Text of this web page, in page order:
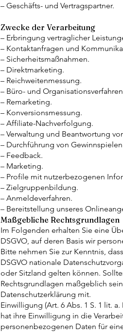
– Geschäfts- und Vertragspartner.
Zwecke der Verarbeitung
– Erbringung vertraglicher
– Kontaktanfragen und
– Sicherheitsmaßnahmen.
– Direktmarketing.
– Reichweitenmessung.
– Büro- und
– Remarketing.
– Konversionsmessung.
– Affiliate-Nachverfolgung.
– Verwaltung und Beantwortung
– Durchführung von
– Feedback.
– Marketing.
– Profile mit nutzerbezogenen
– Zielgruppenbildung.
– Anmeldeverfahren.
– Bereitstellung unseres
Maßgebliche Rechtsgrundlagen
Im Folgenden erhalten Sie eine
DSGVO, auf deren Basis wir
Bitte nehmen Sie zur Kenntnis,
DSGVO nationale
oder Sitzland gelten können.
Rechtsgrundlagen maßgeblich
Datenschutzerklärung mit.
Einwilligung (Art. 6 Abs. 1 S. 1 lit.
hat ihre Einwilligung in die
personenbezogenen Daten für